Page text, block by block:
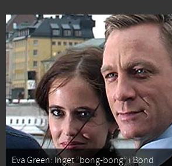
Eva Green: Inget “bong-bong” i Bond